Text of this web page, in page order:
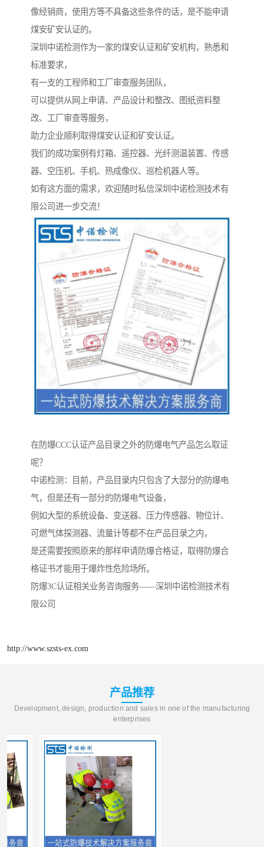
像经销商，使用方等不具备这些条件的话，是不能申请
煤安矿安认证的。
深圳中诺检测作为一家的煤安认证和矿安机构，熟悉和
标准要求，
有一支的工程师和工厂审查服务团队，
可以提供从网上申请、产品设计和整改、图纸资料整
改、工厂审查等服务，
助力企业顺利取得煤安认证和矿安认证。
我们的成功案例有灯箱、遥控器、光纤测温装置、传感
器、空压机、手机、热成像仪、巡检机器人等。
如有这方面的需求，欢迎随时私信深圳中诺检测技术有
限公司进一步交流！
在防爆CCC认证产品目录之外的防爆电气产品怎么取证
呢？
中诺检测：目前，产品目录内只包含了大部分的防爆电
气，但是还有一部分的防爆电气设备，
例如大型的系统设备、变送器、压力传感器、物位计、
可燃气体探测器、流量计等都不在产品目录之内，
是还需要按照原来的那样申请防爆合格证，取得防爆合
格证书才能用于爆炸性危险场所。
防爆3C认证相关业务咨询服务——深圳中诺检测技术有
限公司
http://www.szsts-ex.com
产品推荐
Development, design, production and sales in one of the manufacturing
enterprises